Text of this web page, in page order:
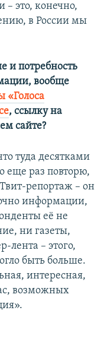
это, конечно,
в России мы
и потребность
вообще
«Голоса
, ссылку на
сайте?
туда десятками
еще раз повторю,
репортаж – он
информации,
её не
ни газеты,
лента – этого,
быть больше.
интересная,
возможных